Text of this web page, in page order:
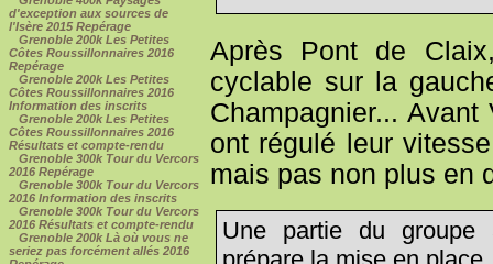
d'exception aux sources de
l'Isère 2015 Repérage
Grenoble 200k Les Petites
Côtes Roussillonnaires 2016
Repérage
Grenoble 200k Les Petites
Côtes Roussillonnaires 2016
Information des inscrits
Grenoble 200k Les Petites
Côtes Roussillonnaires 2016
Résultats et compte-rendu
Grenoble 300k Tour du Vercors
2016 Repérage
Grenoble 300k Tour du Vercors
2016 Information des inscrits
Grenoble 300k Tour du Vercors
2016 Résultats et compte-rendu
Grenoble 200k Là où vous ne
seriez pas forcément allés 2016
Après Pont de
cyclable sur la
Champagnier...
ont régulé leur
mais pas non plus en
Une partie du groupe